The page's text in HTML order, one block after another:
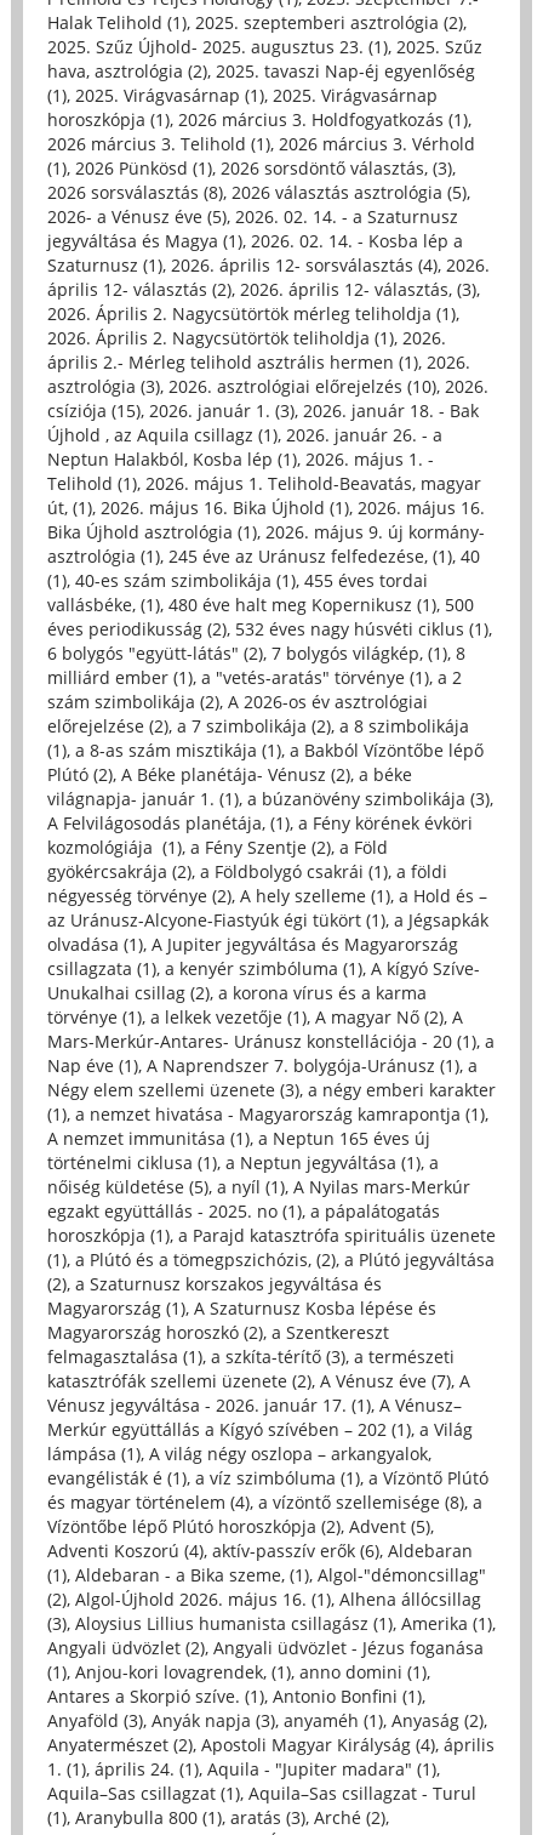
Halak Telihold (1), 2025. szeptemberi asztrológia (2),
2025. Szűz Újhold- 2025. augusztus 23. (1), 2025. Szűz
hava, asztrológia (2), 2025. tavaszi Nap-éj egyenlőség
(1), 2025. Virágvasárnap (1), 2025. Virágvasárnap
horoszkópja (1), 2026 március 3. Holdfogyatkozás (1),
2026 március 3. Telihold (1), 2026 március 3. Vérhold
(1), 2026 Pünkösd (1), 2026 sorsdöntő választás, (3),
2026 sorsválasztás (8), 2026 választás asztrológia (5),
2026- a Vénusz éve (5), 2026. 02. 14. - a Szaturnusz
jegyváltása és Magya (1), 2026. 02. 14. - Kosba lép a
Szaturnusz (1), 2026. április 12- sorsválasztás (4), 2026.
április 12- választás (2), 2026. április 12- választás, (3),
2026. Április 2. Nagycsütörtök mérleg teliholdja (1),
2026. Április 2. Nagycsütörtök teliholdja (1), 2026.
április 2.- Mérleg telihold asztrális hermen (1), 2026.
asztrológia (3), 2026. asztrológiai előrejelzés (10), 2026.
csíziója (15), 2026. január 1. (3), 2026. január 18. - Bak
Újhold , az Aquila csillagz (1), 2026. január 26. - a
Neptun Halakból, Kosba lép (1), 2026. május 1. -
Telihold (1), 2026. május 1. Telihold-Beavatás, magyar
út, (1), 2026. május 16. Bika Újhold (1), 2026. május 16.
Bika Újhold asztrológia (1), 2026. május 9. új kormány-
asztrológia (1), 245 éve az Uránusz felfedezése, (1), 40
(1), 40-es szám szimbolikája (1), 455 éves tordai
vallásbéke, (1), 480 éve halt meg Kopernikusz (1), 500
éves periodikusság (2), 532 éves nagy húsvéti ciklus (1),
6 bolygós "együtt-látás" (2), 7 bolygós világkép, (1), 8
milliárd ember (1), a "vetés-aratás" törvénye (1), a 2
szám szimbolikája (2), A 2026-os év asztrológiai
előrejelzése (2), a 7 szimbolikája (2), a 8 szimbolikája
(1), a 8-as szám misztikája (1), a Bakból Vízöntőbe lépő
Plútó (2), A Béke planétája- Vénusz (2), a béke
világnapja- január 1. (1), a búzanövény szimbolikája (3),
A Felvilágosodás planétája, (1), a Fény körének évköri
kozmológiája (1), a Fény Szentje (2), a Föld
gyökércsakrája (2), a Földbolygó csakrái (1), a földi
négyesség törvénye (2), A hely szelleme (1), a Hold és –
az Uránusz-Alcyone-Fiastyúk égi tükört (1), a Jégsapkák
olvadása (1), A Jupiter jegyváltása és Magyarország
csillagzata (1), a kenyér szimbóluma (1), A kígyó Szíve-
Unukalhai csillag (2), a korona vírus és a karma
törvénye (1), a lelkek vezetője (1), A magyar Nő (2), A
Mars-Merkúr-Antares- Uránusz konstellációja - 20 (1), a
Nap éve (1), A Naprendszer 7. bolygója-Uránusz (1), a
Négy elem szellemi üzenete (3), a négy emberi karakter
(1), a nemzet hivatása - Magyarország kamrapontja (1),
A nemzet immunitása (1), a Neptun 165 éves új
történelmi ciklusa (1), a Neptun jegyváltása (1), a
nőiség küldetése (5), a nyíl (1), A Nyilas mars-Merkúr
egzakt együttállás - 2025. no (1), a pápalátogatás
horoszkópja (1), a Parajd katasztrófa spirituális üzenete
(1), a Plútó és a tömegpszichózis, (2), a Plútó jegyváltása
(2), a Szaturnusz korszakos jegyváltása és
Magyarország (1), A Szaturnusz Kosba lépése és
Magyarország horoszkó (2), a Szentkereszt
felmagasztalása (1), a szkíta-térítő (3), a természeti
katasztrófák szellemi üzenete (2), A Vénusz éve (7), A
Vénusz jegyváltása - 2026. január 17. (1), A Vénusz–
Merkúr együttállás a Kígyó szívében – 202 (1), a Világ
lámpása (1), A világ négy oszlopa – arkangyalok,
evangélisták é (1), a víz szimbóluma (1), a Vízöntő Plútó
és magyar történelem (4), a vízöntő szellemisége (8), a
Vízöntőbe lépő Plútó horoszkópja (2), Advent (5),
Adventi Koszorú (4), aktív-passzív erők (6), Aldebaran
(1), Aldebaran - a Bika szeme, (1), Algol-"démoncsillag"
(2), Algol-Újhold 2026. május 16. (1), Alhena állócsillag
(3), Aloysius Lillius humanista csillagász (1), Amerika (1),
Angyali üdvözlet (2), Angyali üdvözlet - Jézus foganása
(1), Anjou-kori lovagrendek, (1), anno domini (1),
Antares a Skorpió szíve. (1), Antonio Bonfini (1),
Anyaföld (3), Anyák napja (3), anyaméh (1), Anyaság (2),
Anyatermészet (2), Apostoli Magyar Királyság (4), április
1. (1), április 24. (1), Aquila - "Jupiter madara" (1),
Aquila–Sas csillagzat (1), Aquila–Sas csillagzat - Turul
(1), Aranybulla 800 (1), aratás (3), Arché (2),